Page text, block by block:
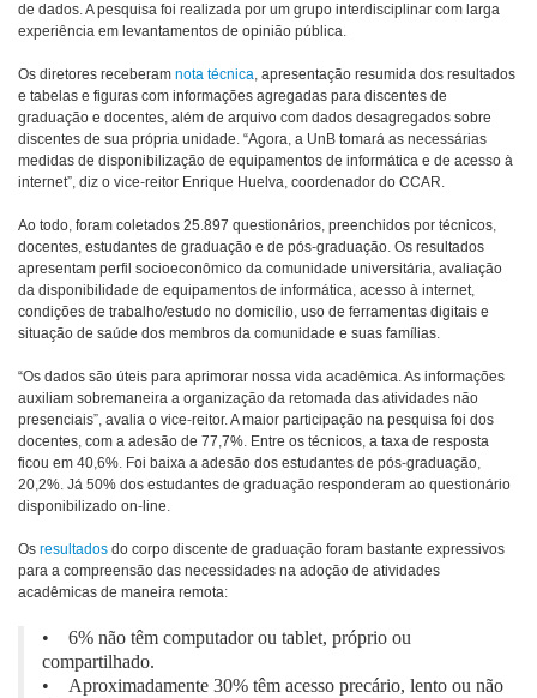
de dados. A pesquisa foi realizada por um grupo interdisciplinar com larga
experiência em levantamentos de opinião pública.
Os diretores receberam nota técnica, apresentação resumida dos resultados
e tabelas e figuras com informações agregadas para discentes de
graduação e docentes, além de arquivo com dados desagregados sobre
discentes de sua própria unidade. “Agora, a UnB tomará as necessárias
medidas de disponibilização de equipamentos de informática e de acesso à
internet”, diz o vice-reitor Enrique Huelva, coordenador do CCAR.
Ao todo, foram coletados 25.897 questionários, preenchidos por técnicos,
docentes, estudantes de graduação e de pós-graduação. Os resultados
apresentam perfil socioeconômico da comunidade universitária, avaliação
da disponibilidade de equipamentos de informática, acesso à internet,
condições de trabalho/estudo no domicílio, uso de ferramentas digitais e
situação de saúde dos membros da comunidade e suas famílias.
“Os dados são úteis para aprimorar nossa vida acadêmica. As informações
auxiliam sobremaneira a organização da retomada das atividades não
presenciais”, avalia o vice-reitor. A maior participação na pesquisa foi dos
docentes, com a adesão de 77,7%. Entre os técnicos, a taxa de resposta
ficou em 40,6%. Foi baixa a adesão dos estudantes de pós-graduação,
20,2%. Já 50% dos estudantes de graduação responderam ao questionário
disponibilizado on-line.
Os resultados do corpo discente de graduação foram bastante expressivos
para a compreensão das necessidades na adoção de atividades
acadêmicas de maneira remota:
• 6% não têm computador ou tablet, próprio ou
compartilhado.
• Aproximadamente 30% têm acesso precário, lento ou não